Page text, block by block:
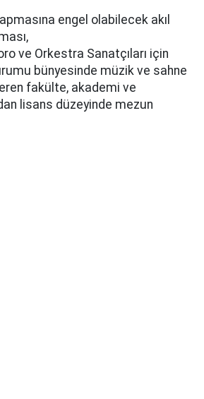
engel olabilecek akıl
ve Orkestra Sanatçıları için
bünyesinde müzik ve sahne
fakülte, akademi ve
lisans düzeyinde mezun